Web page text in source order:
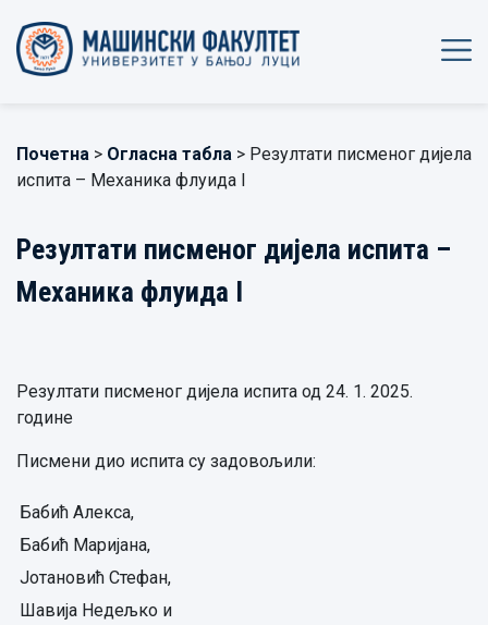
Почетна > Огласна табла > Резултати писменог дијела
испита – Механика флуида I
Резултати писменог дијела испита –
Механика флуида I
Резултати писменог дијела испита од 24. 1. 2025.
године
Писмени дио испита су задовољили:
Бабић Алекса,
Бабић Маријана,
Јотановић Стефан,
Шавија Недељко и